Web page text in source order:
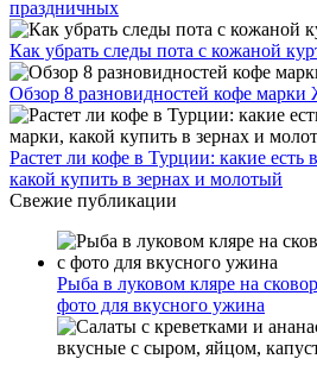
праздничных
Как убрать следы пота с кожаной
Обзор 8 разновидностей кофе марки
Растет ли кофе в Турции: какие
какой купить в зернах и молотый
Свежие публикации
Рыба в луковом кляре на
фото для вкусного ужина